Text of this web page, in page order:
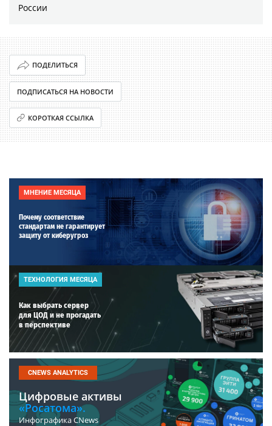
России
ПОДЕЛИТЬСЯ
ПОДПИСАТЬСЯ НА НОВОСТИ
КОРОТКАЯ ССЫЛКА
МНЕНИЕ МЕСЯЦА
Почему соответствие
стандартам не гарантирует
защиту от киберугроз
ТЕХНОЛОГИЯ МЕСЯЦА
Как выбрать сервер
для ЦОД и не прогадать
в перспективе
CNEWS ANALYTICS
Цифровые активы
«Росатома».
Инфографика CNews